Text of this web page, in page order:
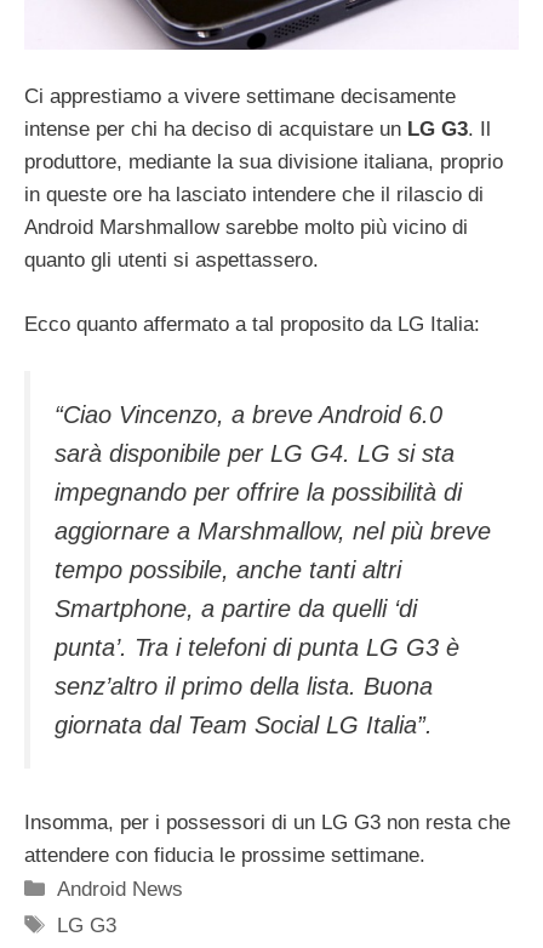
Ci apprestiamo a vivere settimane decisamente
intense per chi ha deciso di acquistare un LG G3. Il
produttore, mediante la sua divisione italiana, proprio
in queste ore ha lasciato intendere che il rilascio di
Android Marshmallow sarebbe molto più vicino di
quanto gli utenti si aspettassero.
Ecco quanto affermato a tal proposito da LG Italia:
“Ciao Vincenzo, a breve Android 6.0
sarà disponibile per LG G4. LG si sta
impegnando per offrire la possibilità di
aggiornare a Marshmallow, nel più breve
tempo possibile, anche tanti altri
Smartphone, a partire da quelli ‘di
punta’. Tra i telefoni di punta LG G3 è
senz’altro il primo della lista. Buona
giornata dal Team Social LG Italia”.
Insomma, per i possessori di un LG G3 non resta che
attendere con fiducia le prossime settimane.
Categorie
Android News
Tag
LG G3